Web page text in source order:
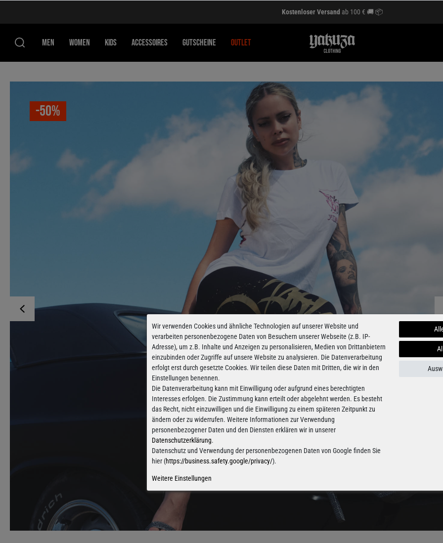
Kostenloser Versand ab 100 € 🚚 📦
MEN WOMEN KIDS ACCESSOIRES GUTSCHEINE OUTLET
-50%
Wir verwenden Cookies und ähnliche Technologien auf unserer Website und
verarbeiten personenbezogene Daten von Besuchern unserer Webseite (z.B. IP-
Adresse), um z.B. Inhalte und Anzeigen zu personalisieren, Medien von Drittanbietern
einzubinden oder Zugriffe auf unsere Website zu analysieren. Die Datenverarbeitung
erfolgt erst durch gesetzte Cookies. Wir teilen diese Daten mit Dritten, die wir in den
Einstellungen benennen.
Die Datenverarbeitung kann mit Einwilligung oder aufgrund eines berechtigten
Interesses erfolgen. Die Zustimmung kann erteilt oder abgelehnt werden. Es besteht
das Recht, nicht einzuwilligen und die Einwilligung zu einem späteren Zeitpunkt zu
ändern oder zu widerrufen. Weitere Informationen zur Verwendung
personenbezogener Daten und den Diensten erklären wir in unserer
Datenschutzerklärung.
Datenschutz und Verwendung der personenbezogenen Daten von Google finden Sie
hier (https://business.safety.google/privacy/).
Weitere Einstellungen